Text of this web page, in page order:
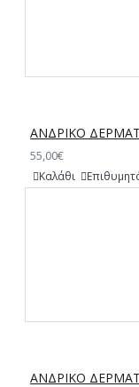
ΑΝΔΡΙΚΟ
55,00€
Καλάθι
ΑΝΔΡΙΚΟ